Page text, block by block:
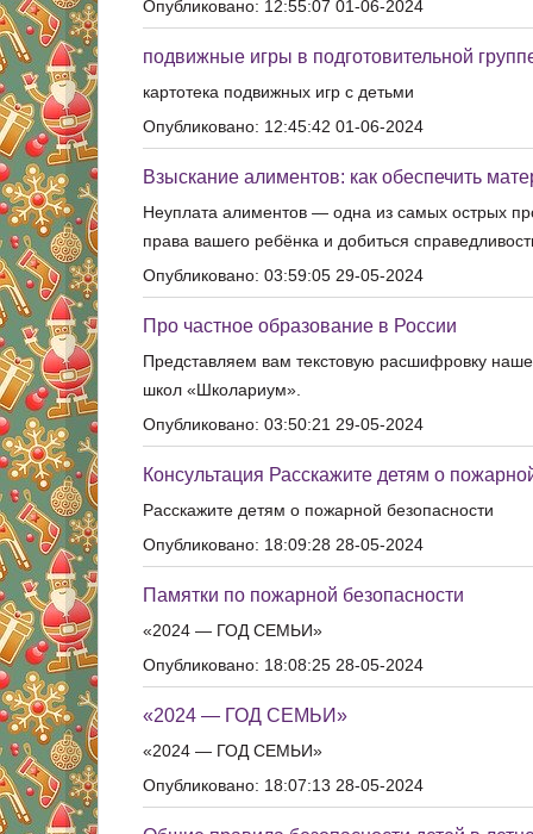
Опубликовано: 12:55:07 01-06-2024
подвижные игры в подготовительной
картотека подвижных игр с детьми
Опубликовано: 12:45:42 01-06-2024
Взыскание алиментов: как обеспечить
Неуплата алиментов — одна из самых острых
права вашего ребёнка и добиться
Опубликовано: 03:59:05 29-05-2024
Про частное образование в России
Представляем вам текстовую расшифровку
школ «Школариум».
Опубликовано: 03:50:21 29-05-2024
Консультация Расскажите детям о
Расскажите детям о пожарной безопасности
Опубликовано: 18:09:28 28-05-2024
Памятки по пожарной безопасности
«2024 — ГОД СЕМЬИ»
Опубликовано: 18:08:25 28-05-2024
«2024 — ГОД СЕМЬИ»
«2024 — ГОД СЕМЬИ»
Опубликовано: 18:07:13 28-05-2024